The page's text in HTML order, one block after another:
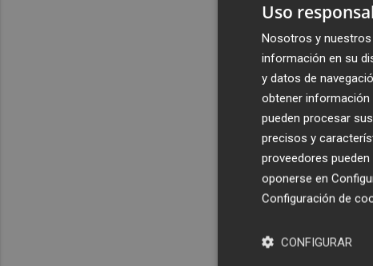
Uso
Nosotros y
información en su
y datos de
obtener información
pueden procesar
precisos y
proveedores
oponerse en
Configuración de
CONFIGURAR